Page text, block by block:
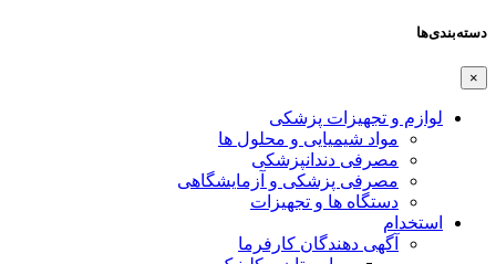
دسته‌بندی‌ها
×
لوازم و تجهیزات پزشکی
مواد شیمیایی و محلول ها
مصرفی دندانپزشکی
مصرفی پزشکی و آزمایشگاهی
دستگاه ها و تجهیزات
استخدام
آگهی دهندگان کارفرما